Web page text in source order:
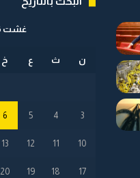
غشت 2026
ن ث ع خ
3
4
5
6
10
11
12
13
17
18
19
20